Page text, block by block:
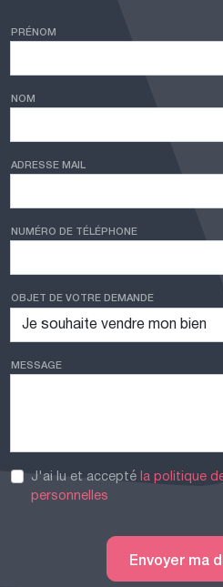
PRÉNOM
NOM
ADRESSE MAIL
NUMÉRO DE TÉLÉPHONE
OBJET DE VOTRE DEMANDE
MESSAGE
J'ai lu et acceptéla politique
personnelles
Envoyer ma